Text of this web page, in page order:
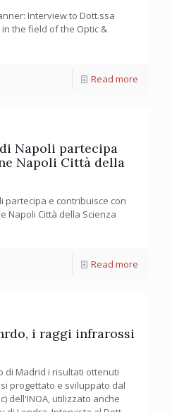
Interview to Dott.ssa
the field of the Optic &
Read more
Napoli partecipa
Napoli Città della
partecipa e contribuisce con
Napoli Città della Scienza
Read more
i raggi infrarossi
di Madrid i risultati ottenuti
progettato e sviluppato dal
dell'INOA, utilizzato anche